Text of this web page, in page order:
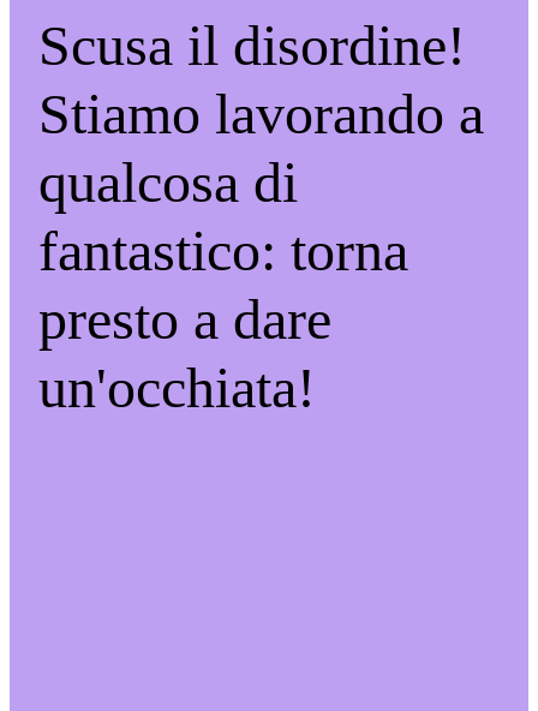
Scusa il disordine!
Stiamo lavorando a
qualcosa di
fantastico: torna
presto a dare
un'occhiata!